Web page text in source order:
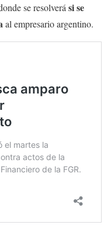
se resolverá si se
al empresario argentino.